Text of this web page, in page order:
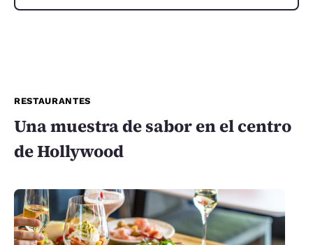
RESTAURANTES
Una muestra de sabor en el centro
de Hollywood